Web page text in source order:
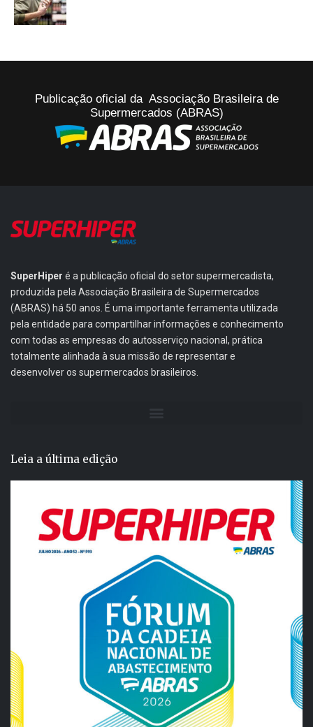
Publicação oficial da Associação Brasileira de
Supermercados (ABRAS)
SuperHiper é a publicação oficial do setor supermercadista,
produzida pela Associação Brasileira de Supermercados
(ABRAS) há 50 anos. É uma importante ferramenta utilizada
pela entidade para compartilhar informações e conhecimento
com todas as empresas do autosserviço nacional, prática
totalmente alinhada à sua missão de representar e
desenvolver os supermercados brasileiros.
Leia a última edição